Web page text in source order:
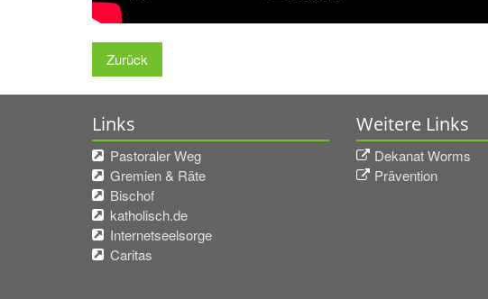
Zurück
Links
Pastoraler Weg
Gremien & Räte
Bischof
katholisch.de
Internetseelsorge
Caritas
Weitere Links
Dekanat Worms
Prävention